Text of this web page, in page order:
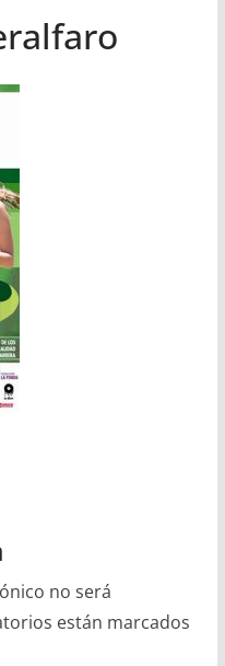
no será
están marcados